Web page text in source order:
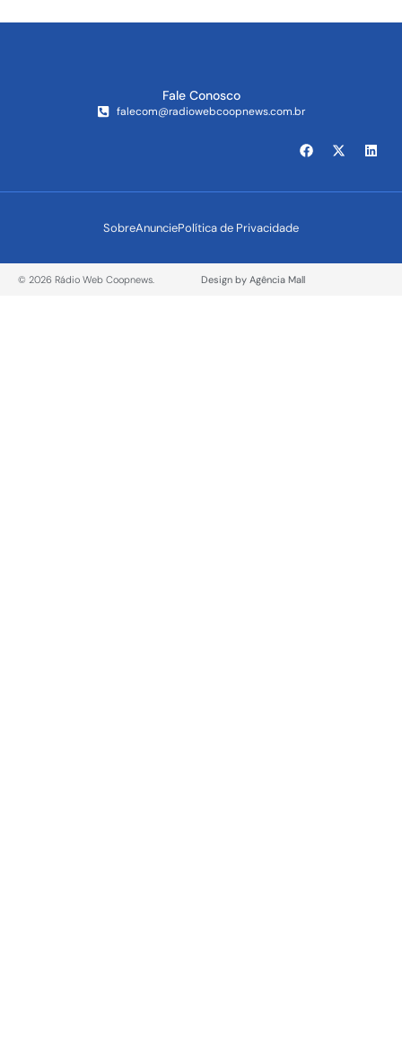
Fale Conosco
falecom@radiowebcoopnews.com.br
SobreAnunciePolítica de Privacidade
© 2026 Rádio Web Coopnews. Design by Agência Mall